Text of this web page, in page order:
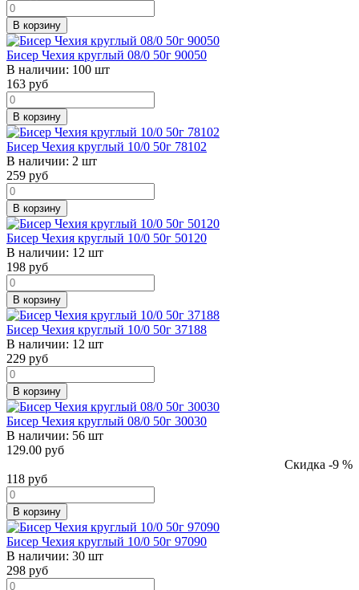
В корзину
Бисер Чехия круглый 08/0 50г 90050
В наличии: 100 шт
163 руб
В корзину
Бисер Чехия круглый 10/0 50г 78102
В наличии: 2 шт
259 руб
В корзину
Бисер Чехия круглый 10/0 50г 50120
В наличии: 12 шт
198 руб
В корзину
Бисер Чехия круглый 10/0 50г 37188
В наличии: 12 шт
229 руб
В корзину
Бисер Чехия круглый 08/0 50г 30030
В наличии: 56 шт
129.00 руб
Скидка -9 %
118 руб
В корзину
Бисер Чехия круглый 10/0 50г 97090
В наличии: 30 шт
298 руб